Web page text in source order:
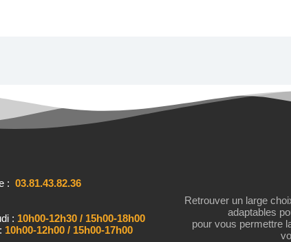
:03.81.43.82.36
: 10h00-12h30 / 15h00-18h00
10h00-12h00 / 15h00-17h00
Retrouver un large
adaptables
pour vous permettre